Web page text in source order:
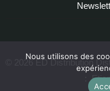
© 2026 ED Distribution
Nous utilisons des